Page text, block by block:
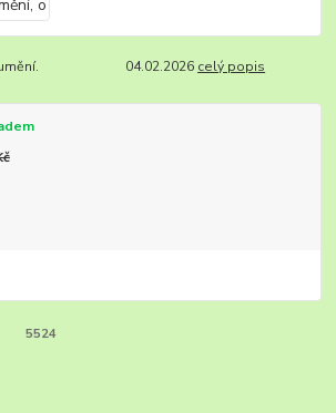
umění. 04.02.2026 celý popis
5524